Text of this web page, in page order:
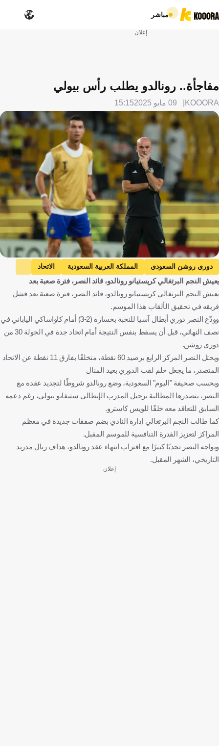
مباشر
إعلان
مفاجأة.. رونالدو يطلب رأس بيولي
KOOORA 09 مايو 2025 15:15
دوري روشن السعودي المملكة العربية السعودية
الاتحاد
النصر
كريستيانو رونالدو البرتغال
ستيفانو بيولي
إيطاليا
لويس كاسترو الإنتقالات كرة قدم
يعيش النجم البرتغالي كريستيانو رونالدو، قائد النصر، فترة صعبة بعد
يعيش النجم البرتغالي كريستيانو رونالدو، قائد النصر، فترة صعبة بعد فشل
فريقه في تحقيق الألقاب هذا الموسم.
وودّع النصر دوري أبطال آسيا للنخبة بخسارة (2-3) أمام كاواساكي الياباني في
نصف النهائي، قبل أن يسقط بنفس النتيجة أمام اتحاد جدة في الجولة 30 من
دوري روشن.
ويحتل النصر المركز الرابع برصيد 60 نقطة، متخلفًا بفارق 11 نقطة عن الاتحاد
المتصدر، ما يجعل حلم لقب الدوري بعيد المنال
وبحسب صحيفة "اليوم" السعودية، وضع رونالدو شروطًا لتجديد عقده مع
النصر، يتصدرها المطالبة برحيل المدرب الإيطالي ستيفانو بيولي، رغم دعمه
السابق للتعاقد معه خلفًا للويس كاسترو.
كما طالب النجم البرتغالي إدارة النادي بضم صفقات جديدة في معظم
المراكز لتعزيز القدرة التنافسية للموسم المقبل.
ويواجه النصر تحديًا كبيرًا مع اقتراب انتهاء عقد رونالدو، هداف ريال مدريد
التاريخي، الشهر المقبل.
إعلان